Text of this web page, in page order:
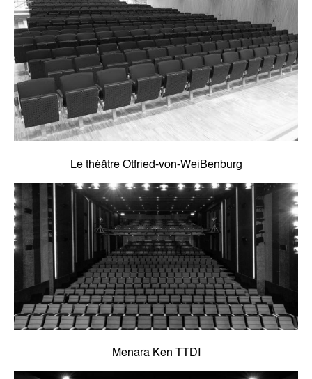
Le théâtre Otfried-von-WeiBenburg
Menara Ken TTDI